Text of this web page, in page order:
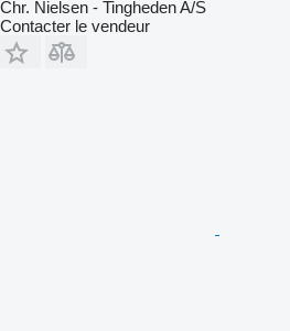
Chr. Nielsen - Tingheden A/S
Contacter le vendeur